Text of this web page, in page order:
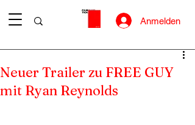
Anmelden
Neuer Trailer zu FREE GUY
mit Ryan Reynolds